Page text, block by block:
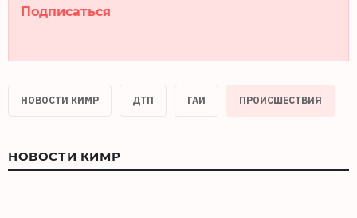
Подписаться
НОВОСТИ КИМР ДТП ГАИ ПРОИСШЕСТВИЯ
НОВОСТИ КИМР